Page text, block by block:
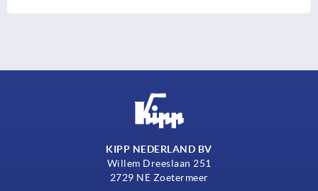
KIPP NEDERLAND BV
Willem Dreeslaan 251
2729 NE Zoetermeer